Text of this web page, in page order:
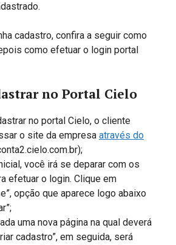
cadastro, confira a seguir como
como efetuar o login portal
no Portal Cielo
no portal Cielo, o cliente
o site da empresa através do
você irá se deparar com os
efetuar o login. Clique em
opção que aparece logo abaixo
uma nova página na qual deverá
cadastro”, em seguida, será